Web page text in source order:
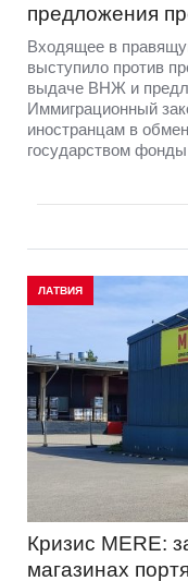
предложения
Входящее в
выступило против
выдаче ВНЖ и
Иммиграционный
иностранцам в
государством
ЛАТВИЯ
Кризис MERE:
магазинах